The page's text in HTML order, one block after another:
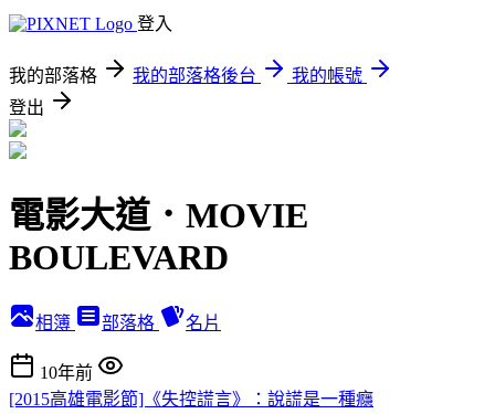
登入
我的部落格 我的部落格後台
我的帳號
登出
電影大道．MOVIE
BOULEVARD
相簿 部落格 名片
10年前
[2015高雄電影節]《失控謊言》：說謊是一種癮